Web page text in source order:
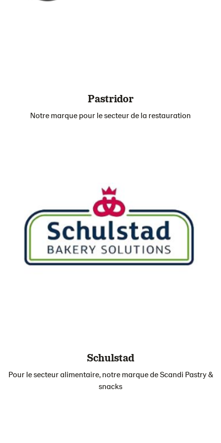
Pastridor
Notre marque pour le secteur de la restauration
Schulstad
Pour le secteur alimentaire, notre marque de Scandi Pastry &
snacks